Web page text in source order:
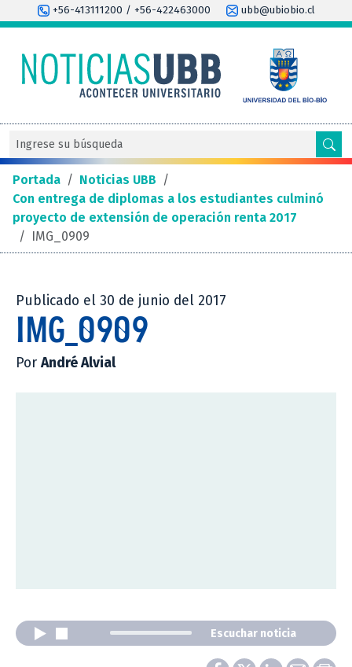
+56-413111200 / +56-422463000 ubb@ubiobio.cl
Portada / Noticias UBB /
Con entrega de diplomas a los estudiantes culminó
proyecto de extensión de operación renta 2017
/ IMG_0909
Publicado el 30 de junio del 2017
IMG_0909
Por André Alvial
Escuchar noticia